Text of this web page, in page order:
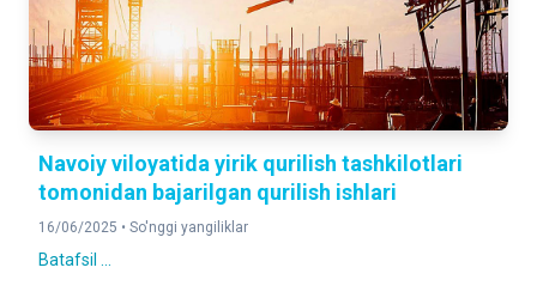
Navoiy viloyatida yirik qurilish tashkilotlari
tomonidan bajarilgan qurilish ishlari
16/06/2025 • So'nggi yangiliklar
Batafsil ...